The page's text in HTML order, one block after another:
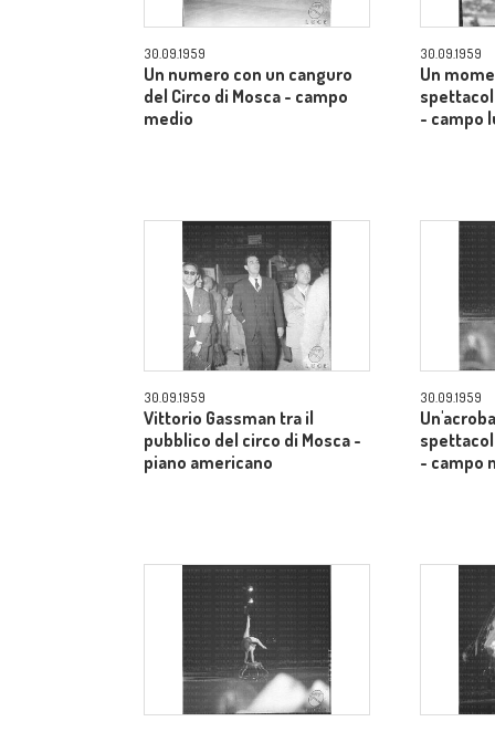
30.09.1959
Un numero con un canguro
del Circo di Mosca - campo
medio
30.09.1959
Un
- campo
30.09.1959
Vittorio Gassman tra il
pubblico del circo di Mosca -
piano americano
30.09.1959
- campo